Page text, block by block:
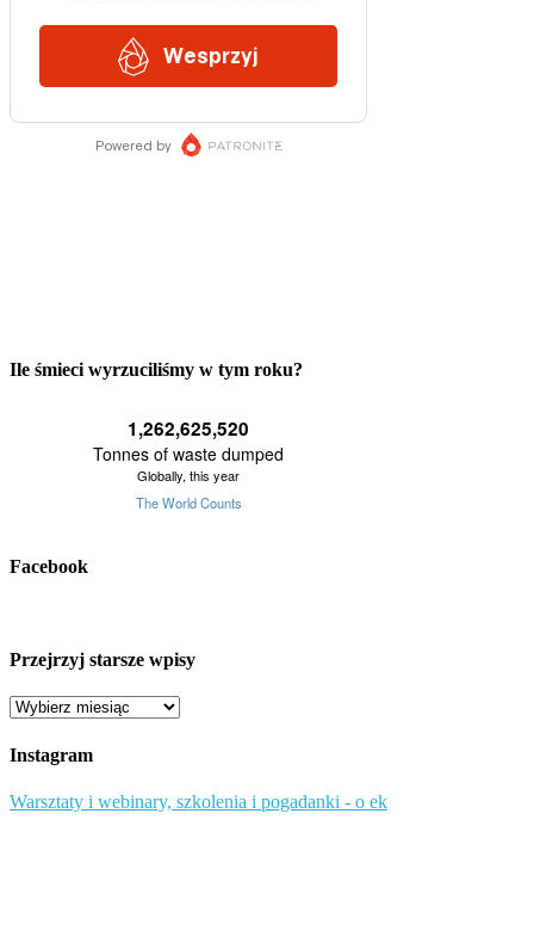
Ile śmieci wyrzuciliśmy w tym roku?
Facebook
Przejrzyj starsze wpisy
Przejrzyj
wpisy
Instagram
Warsztaty i webinary, szkolenia i pogadanki - o ek